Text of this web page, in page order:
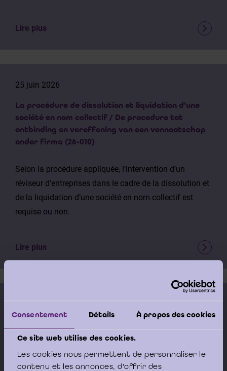
Consentement Détails À propos des cookies
Ce site web utilise des cookies.
Les cookies nous permettent de personnaliser le
contenu et les annonces, d'offrir des
Lire plus
25 juin 2026
La procédure de dissolution et liquidation d’une
société en nom collectif / De procedure tot
ontbinding en vereffening van een vennootschap
onder firma (26-010)
Selon la procédure appliquée, l’intervention d’un
réviseur d’entreprises dans le cadre de la dissolution et
de la liquidation d’une société en nom collectif est
requise ou non.
Lire plus
une fusion (fusion entre sociétés sœurs) /
fusie gelijkgestelde verrichting (zusterfusie) (26-